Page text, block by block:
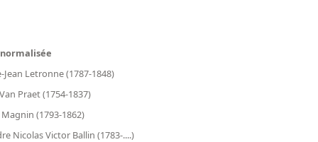
Letronne (1787-1848)
Praet (1754-1837)
(1793-1862)
Nicolas Victor Ballin (1783-....)